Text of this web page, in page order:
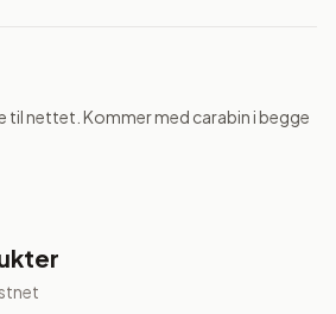
til nettet. Kommer med carabin i begge